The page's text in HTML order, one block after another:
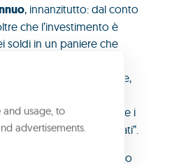
, innanzitutto: dal conto
che l’investimento è
soldi in un paniere che
di euro: la
le possibili insolvenze,
Io ho scelto di tenere i
anni li ritroverò valorizzati”.
non lo è – dichiara-. Ho
usage, to
advertisements.